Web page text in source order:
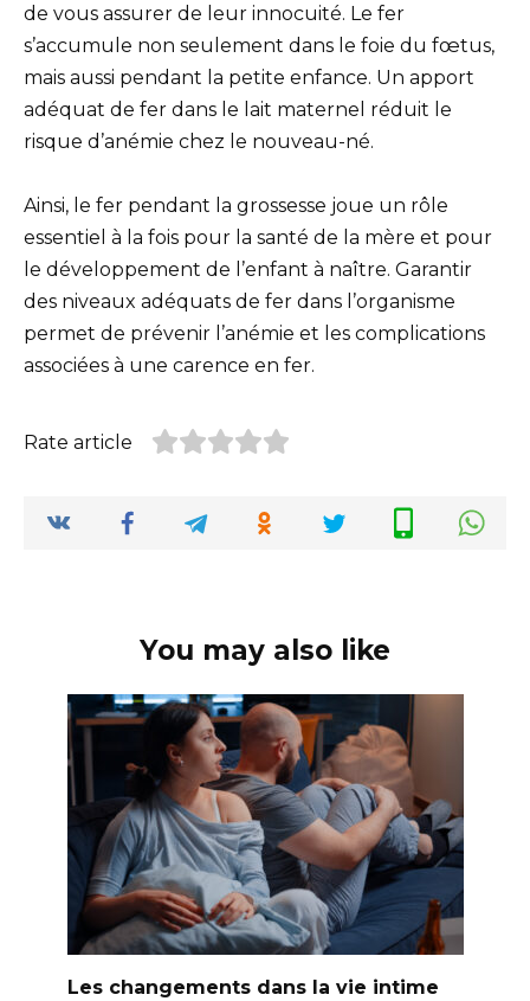
de vous assurer de leur innocuité. Le fer
s’accumule non seulement dans le foie du fœtus,
mais aussi pendant la petite enfance. Un apport
adéquat de fer dans le lait maternel réduit le
risque d’anémie chez le nouveau-né.
Ainsi, le fer pendant la grossesse joue un rôle
essentiel à la fois pour la santé de la mère et pour
le développement de l’enfant à naître. Garantir
des niveaux adéquats de fer dans l’organisme
permet de prévenir l’anémie et les complications
associées à une carence en fer.
Rate article
You may also like
Les changements dans la vie intime